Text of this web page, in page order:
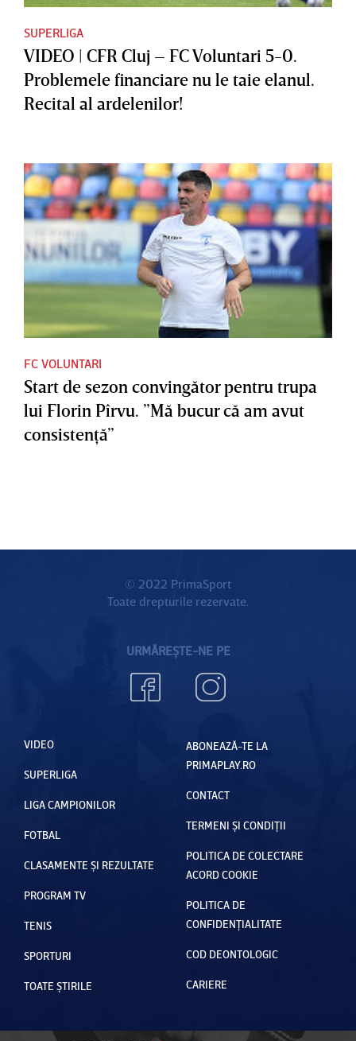
SUPERLIGA
VIDEO | CFR Cluj – FC Voluntari 5-0.
Problemele financiare nu le taie elanul.
Recital al ardelenilor!
FC VOLUNTARI
Start de sezon convingător pentru trupa
lui Florin Pîrvu. ”Mă bucur că am avut
consistenţă”
© 2022 PrimaSport
Toate drepturile rezervate.
URMĂREȘTE-NE PE
VIDEO
SUPERLIGA
LIGA CAMPIONILOR
FOTBAL
CLASAMENTE ȘI REZULTATE
PROGRAM TV
TENIS
SPORTURI
TOATE ȘTIRILE
ABONEAZĂ-TE LA
PRIMAPLAY.RO
CONTACT
TERMENI ȘI CONDIȚII
POLITICA DE COLECTARE
ACORD COOKIE
POLITICA DE
CONFIDENȚIALITATE
COD DEONTOLOGIC
CARIERE